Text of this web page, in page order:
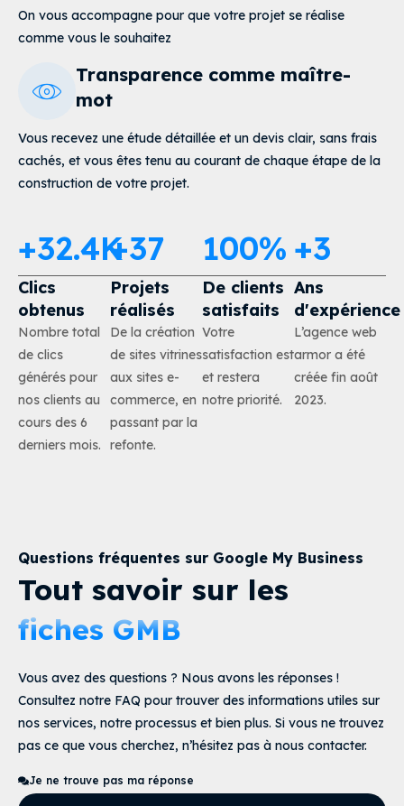
On vous accompagne pour que votre projet se réalise
comme vous le souhaitez
Transparence comme maître-
mot
Vous recevez une étude détaillée et un devis clair, sans frais
cachés, et vous êtes tenu au courant de chaque étape de la
construction de votre projet.
+32.4K
Clics
obtenus
Nombre total
de clics
générés pour
nos clients au
cours des 6
derniers mois.
+37
Projets
réalisés
De la création
de sites vitrines
aux sites e-
commerce, en
passant par la
refonte.
100%
De clients
satisfaits
Votre
satisfaction est
et restera
notre priorité.
+3
Ans
d'expérience
L’agence web
armor a été
créée fin août
2023.
Questions fréquentes sur Google My Business
Tout savoir sur les
fiches GMB
Vous avez des questions ? Nous avons les réponses !
Consultez notre FAQ pour trouver des informations utiles sur
nos services, notre processus et bien plus. Si vous ne trouvez
pas ce que vous cherchez, n’hésitez pas à nous contacter.
Je ne trouve pas ma réponse